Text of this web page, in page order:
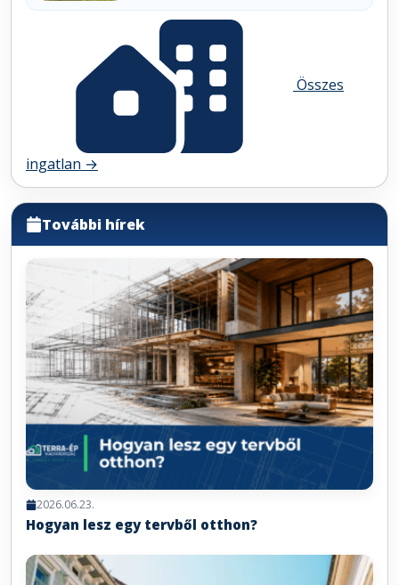
Összes
ingatlan →
További hírek
2026.06.23.
Hogyan lesz egy tervből otthon?